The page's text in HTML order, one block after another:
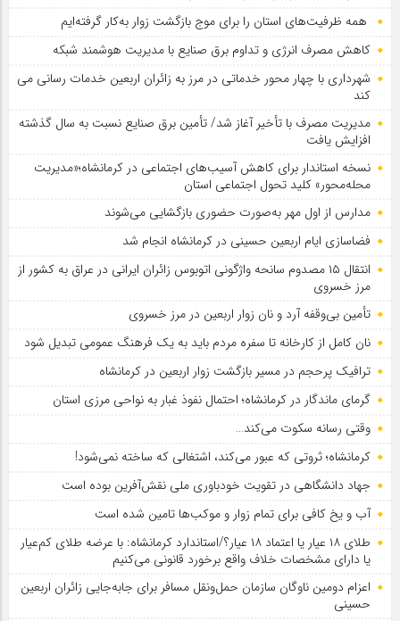
همه ظرفیت‌های استان را برای موج بازگشت زوار به‌کار گرفته‌ایم
کاهش مصرف انرژی و تداوم برق صنایع با مدیریت هوشمند شبکه
شهرداری با چهار محور خدماتی در مرز به زائران اربعین خدمات رسانی می
کند
مدیریت مصرف با تأخیر آغاز شد/ تأمین برق صنایع نسبت به سال گذشته
افزایش یافت
نسخه استاندار برای کاهش آسیب‌های اجتماعی در کرمانشاه؛«مدیریت
محله‌محور» کلید تحول اجتماعی استان
مدارس از اول مهر به‌صورت حضوری بازگشایی می‌شوند
فضاسازی ایام اربعین حسینی در کرمانشاه انجام شد
انتقال ۱۵ مصدوم سانحه واژگونی اتوبوس زائران ایرانی در عراق به کشور از
مرز خسروی
تأمین بی‌وقفه آرد و نان زوار اربعین در مرز خسروی
نان کامل از کارخانه تا سفره مردم باید به یک فرهنگ عمومی تبدیل شود
ترافیک پرحجم در مسیر بازگشت زوار اربعین در کرمانشاه
گرمای ماندگار در کرمانشاه؛ احتمال نفوذ غبار به نواحی مرزی استان
وقتی رسانه سکوت می‌کند…
کرمانشاه؛ ثروتی که عبور می‌کند، اشتغالی که ساخته نمی‌شود!
جهاد دانشگاهی در تقویت خودباوری ملی نقش‌آفرین بوده است
آب و یخ کافی برای تمام زوار و موکب‌ها تامین شده است
طلای ۱۸ عیار یا اعتماد ۱۸ عیار؟/استاندارد کرمانشاه: با عرضه طلای کم‌عیار
یا دارای مشخصات خلاف واقع برخورد قانونی می‌کنیم
اعزام دومین ناوگان سازمان حمل‌ونقل مسافر برای جابه‌جایی زائران اربعین
حسینی